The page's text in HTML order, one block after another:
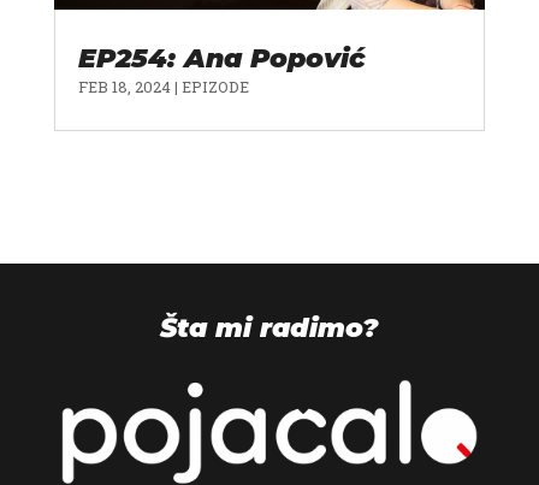
EP254: Ana Popović
FEB 18, 2024| EPIZODE
Šta mi radimo?